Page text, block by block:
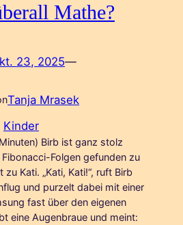
Mathe?
23, 2025—
Tanja Mrasek
Kinder
Birb ist ganz stolz
Folgen gefunden zu
Kati. „Kati, Kati!“, ruft Birb
und purzelt dabei mit einer
fast über den eigenen
eine Augenbraue und meint: